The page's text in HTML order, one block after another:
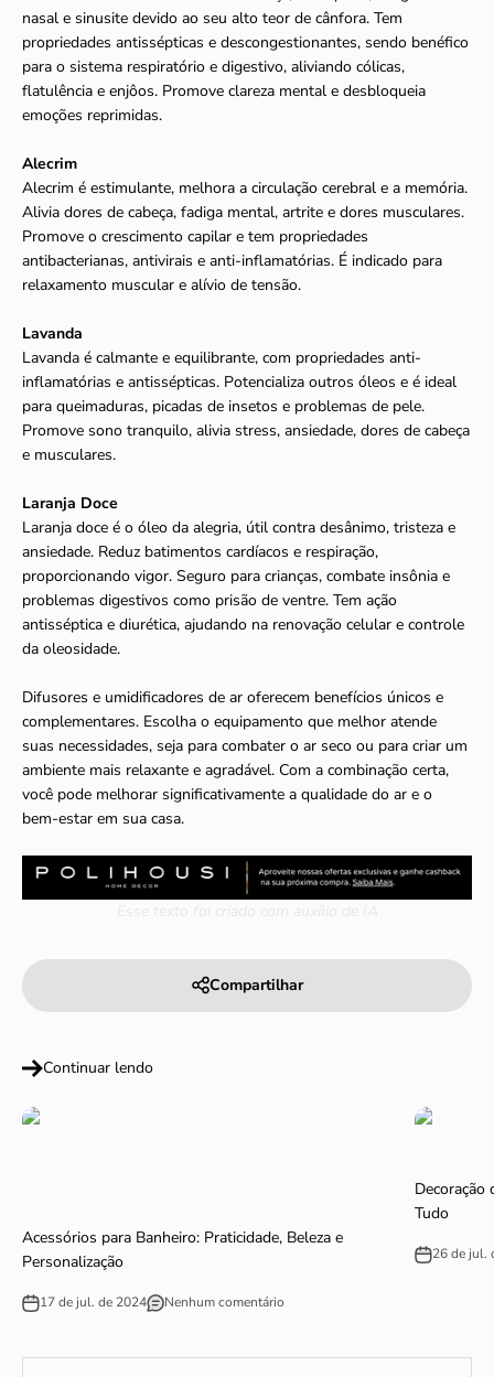
nasal e sinusite devido ao seu alto teor de cânfora. Tem
propriedades antissépticas e descongestionantes, sendo benéfico
para o sistema respiratório e digestivo, aliviando cólicas,
flatulência e enjôos. Promove clareza mental e desbloqueia
emoções reprimidas.
Alecrim
Alecrim é estimulante, melhora a circulação cerebral e a memória.
Alivia dores de cabeça, fadiga mental, artrite e dores musculares.
Promove o crescimento capilar e tem propriedades
antibacterianas, antivirais e anti-inflamatórias. É indicado para
relaxamento muscular e alívio de tensão.
Lavanda
Lavanda é calmante e equilibrante, com propriedades anti-
inflamatórias e antissépticas. Potencializa outros óleos e é ideal
para queimaduras, picadas de insetos e problemas de pele.
Promove sono tranquilo, alivia stress, ansiedade, dores de cabeça
e musculares.
Laranja Doce
Laranja doce é o óleo da alegria, útil contra desânimo, tristeza e
ansiedade. Reduz batimentos cardíacos e respiração,
proporcionando vigor. Seguro para crianças, combate insônia e
problemas digestivos como prisão de ventre. Tem ação
antisséptica e diurética, ajudando na renovação celular e controle
da oleosidade.
Difusores e umidificadores de ar oferecem benefícios únicos e
complementares. Escolha o equipamento que melhor atende
suas necessidades, seja para combater o ar seco ou para criar um
ambiente mais relaxante e agradável. Com a combinação certa,
você pode melhorar significativamente a qualidade do ar e o
bem-estar em sua casa.
Compartilhar
Continuar lendo
Acessórios para Banheiro: Praticidade, Beleza e
Personalização
17 de jul. de 2024 Nenhum comentário
Decoração
Tudo
26 de jul.